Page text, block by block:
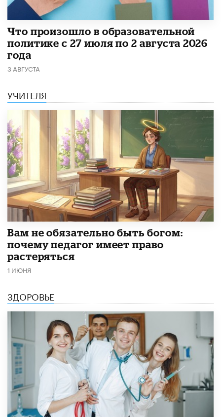
​Что произошло в образовательной
политике с 27 июля по 2 августа 2026
года
3 АВГУСТА
УЧИТЕЛЯ
​Вам не обязательно быть богом:
почему педагог имеет право
растеряться
1 ИЮНЯ
ЗДОРОВЬЕ